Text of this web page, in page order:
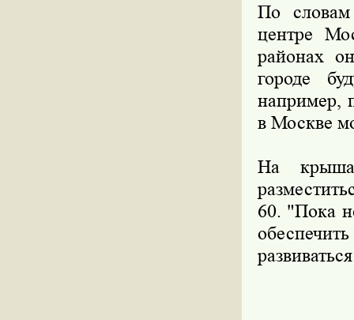
По словам
центре
районах
городе
например,
в Москве
На
60. "Пока